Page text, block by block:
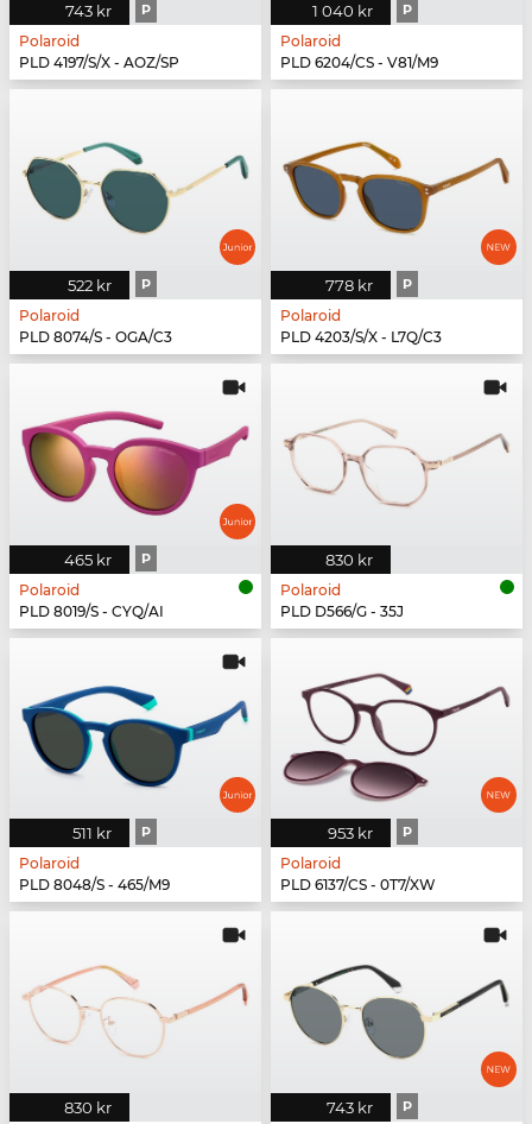
743 kr P
Polaroid
PLD 4197/S/X - AOZ/SP
1 040 kr P
Polaroid
PLD 6204/CS - V81/M9
522 kr P
Polaroid
PLD 8074/S - OGA/C3
778 kr P
Polaroid
PLD 4203/S/X - L7Q/C3
465 kr P
Polaroid
PLD 8019/S - CYQ/AI
830 kr
Polaroid
PLD D566/G - 35J
511 kr P
Polaroid
PLD 8048/S - 465/M9
953 kr P
Polaroid
PLD 6137/CS - 0T7/XW
830 kr 743 kr P